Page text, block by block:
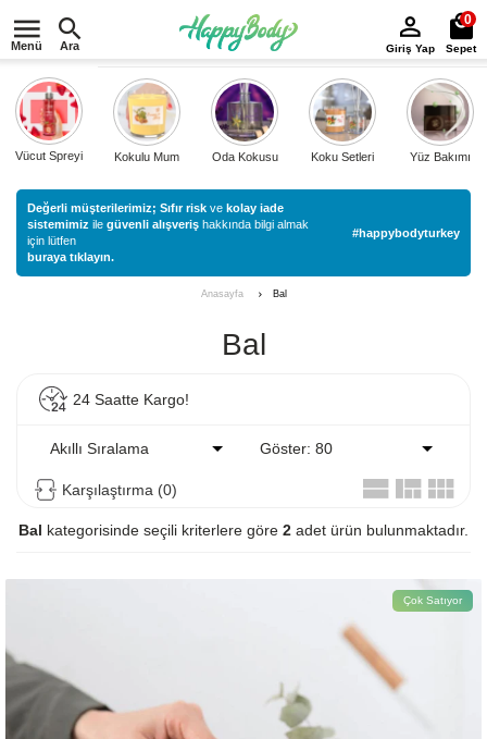
Menü Ara Giriş Yap
0
Sepet
Vücut Spreyi Kokulu Mum Oda Kokusu Koku Setleri Yüz Bakımı
Değerli müşterilerimiz; Sıfır risk ve kolay iade
sistemimiz ile güvenli alışveriş hakkında bilgi almak
için lütfen
buraya tıklayın.
#happybodyturkey
Anasayfa Bal
Bal
24 Saatte Kargo!
Akıllı Sıralama Göster: 80
Karşılaştırma (0)
Bal kategorisinde seçili kriterlere göre 2 adet ürün bulunmaktadır.
Çok Satıyor